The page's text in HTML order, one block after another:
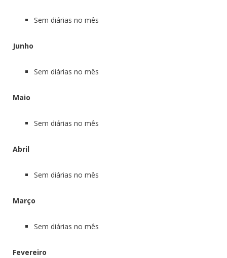
Sem diárias no mês
Junho
Sem diárias no mês
Maio
Sem diárias no mês
Abril
Sem diárias no mês
Março
Sem diárias no mês
Fevereiro